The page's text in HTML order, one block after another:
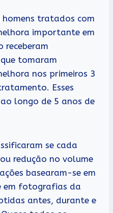
tratados com
importante em
receberam
tomaram
nos primeiros 3
Esses
longo de 5 anos de
se cada
redução no volume
basearam-se em
em fotografias da
antes, durante e